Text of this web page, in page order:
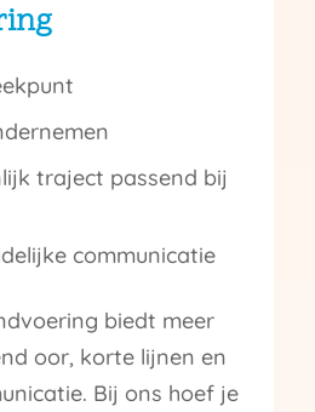
traject passend bij
communicatie
biedt meer
oor, korte lijnen en
Bij ons hoef je